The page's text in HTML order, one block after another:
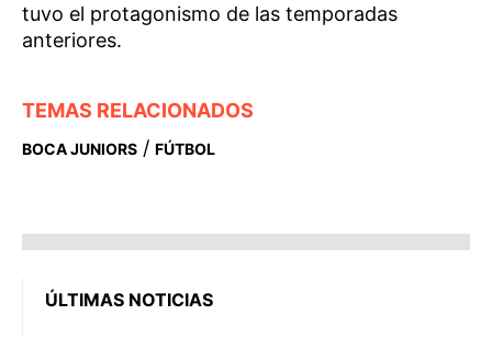
tuvo el protagonismo de las temporadas
anteriores.
TEMAS RELACIONADOS
BOCA JUNIORS / FÚTBOL
ÚLTIMAS NOTICIAS